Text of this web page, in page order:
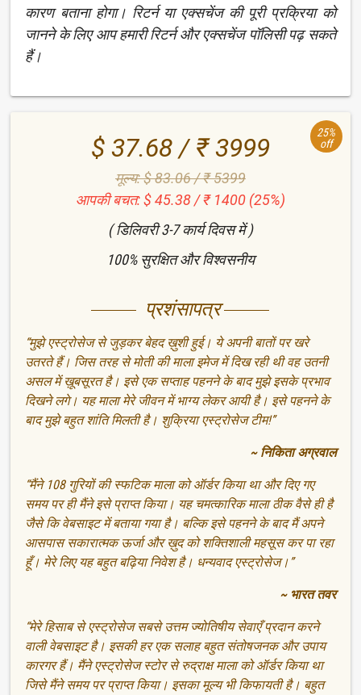
कारण बताना होगा। रिटर्न या एक्सचेंज की पूरी प्रक्रिया को
जानने के लिए आप हमारी रिटर्न और एक्सचेंज पॉलिसी पढ़ सकते
हैं।
25%
off
$ 37.68 / ₹ 3999
मूल्य: $ 83.06 / ₹ 5399
आपकी बचत: $ 45.38 / ₹ 1400 (25%)
( डिलिवरी 3-7 कार्य दिवस में )
100% सुरक्षित और विश्वसनीय
प्रशंसापत्र
“मुझे एस्ट्रोसेज से जुड़कर बेहद ख़ुशी हुई। ये अपनी बातों पर खरे
उतरते हैं। जिस तरह से मोती की माला इमेज में दिख रही थी वह उतनी
असल में ख़ूबसूरत है। इसे एक सप्ताह पहनने के बाद मुझे इसके प्रभाव
दिखने लगे। यह माला मेरे जीवन में भाग्य लेकर आयी है। इसे पहनने के
बाद मुझे बहुत शांति मिलती है। शुक्रिया एस्ट्रोसेज टीम!”
~ निकिता अग्रवाल
“मैंने 108 गुरियों की स्फटिक माला को ऑर्डर किया था और दिए गए
समय पर ही मैंने इसे प्राप्त किया। यह चमत्कारिक माला ठीक वैसे ही है
जैसे कि वेबसाइट में बताया गया है। बल्कि इसे पहनने के बाद मैं अपने
आसपास सकारात्मक ऊर्जा और ख़ुद को शक्तिशाली महसूस कर पा रहा
हूँ। मेरे लिए यह बहुत बढ़िया निवेश है। धन्यवाद एस्ट्रोसेज।”
~ भारत तवर
“मेरे हिसाब से एस्ट्रोसेज सबसे उत्तम ज्योतिषीय सेवाएँ प्रदान करने
वाली वेबसाइट है। इसकी हर एक सलाह बहुत संतोषजनक और उपाय
कारगर हैं। मैंने एस्ट्रोसेज स्टोर से रुद्राक्ष माला को ऑर्डर किया था
जिसे मैंने समय पर प्राप्त किया। इसका मूल्य भी किफायती है। बहुत